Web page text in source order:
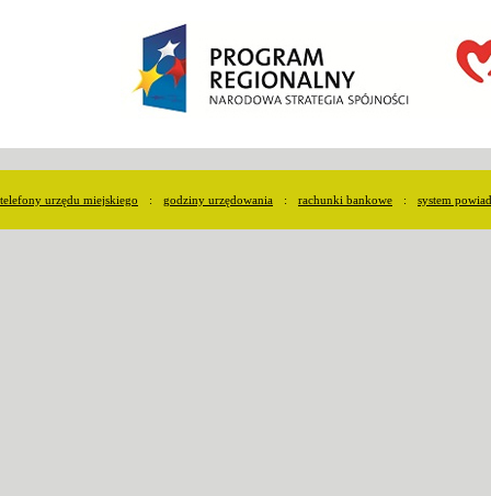
telefony urzędu miejskiego : godziny urzędowania : rachunki bankowe : system